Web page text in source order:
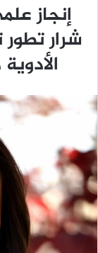
إنجاز
شرار